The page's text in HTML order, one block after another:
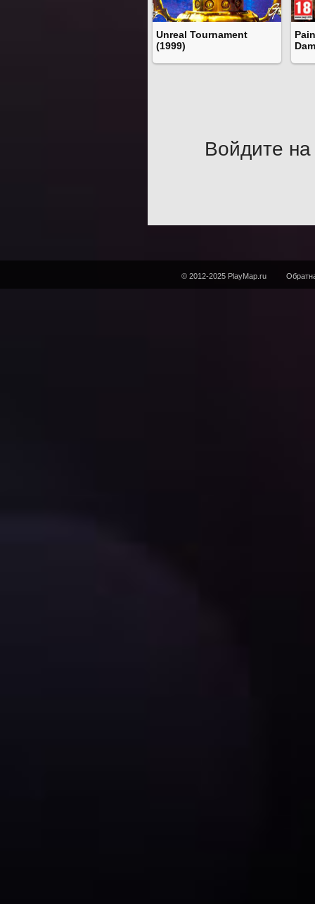
Unreal Tournament
(1999)
Войдите на
© 2012-2025 PlayMap.ru